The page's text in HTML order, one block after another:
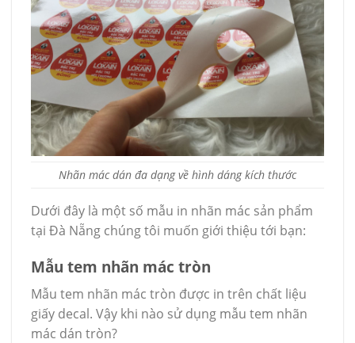
Nhãn mác dán đa dạng về hình dáng kích thước
Dưới đây là một số mẫu in nhãn mác sản phẩm
tại Đà Nẵng chúng tôi muốn giới thiệu tới bạn:
Mẫu tem nhãn mác tròn
Mẫu tem nhãn mác tròn được in trên chất liệu
giấy decal. Vậy khi nào sử dụng mẫu tem nhãn
mác dán tròn?